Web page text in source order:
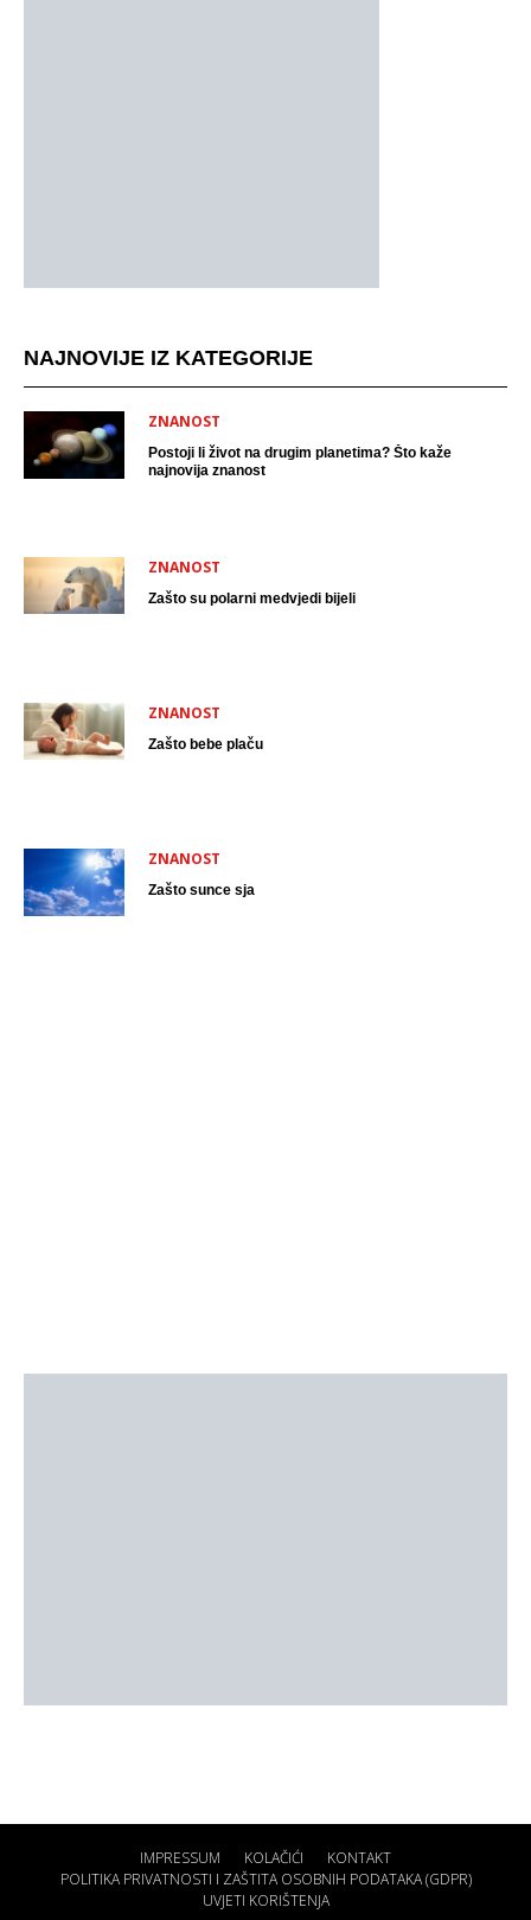
NAJNOVIJE IZ KATEGORIJE
ZNANOST
Postoji li život na drugim planetima? Što kaže
najnovija znanost
ZNANOST
Zašto su polarni medvjedi bijeli
ZNANOST
Zašto bebe plaču
ZNANOST
Zašto sunce sja
IMPRESSUM KOLAČIĆI
KONTAKT
POLITIKA PRIVATNOSTI I ZAŠTITA OSOBNIH PODATAKA (GDPR)
UVJETI KORIŠTENJA